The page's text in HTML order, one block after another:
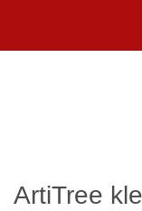
ArtiTree